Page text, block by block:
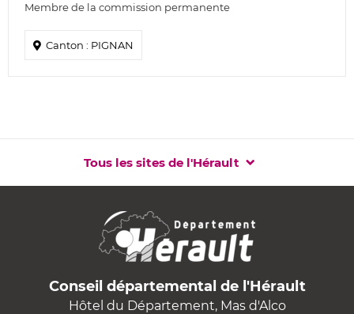
Membre de la commission permanente
Canton : PIGNAN
Tous les sites de l'Hérault
Conseil départemental de l'Hérault
Hôtel du Département, Mas d'Alco